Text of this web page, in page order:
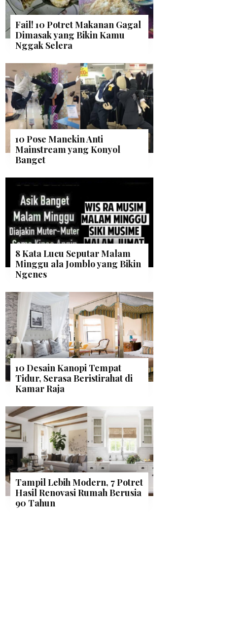
Fail! 10 Potret Makanan Gagal
Dimasak yang Bikin Kamu
Nggak Selera
10 Pose Manekin Anti
Mainstream yang Konyol
Banget
8 Kata Lucu Seputar Malam
Minggu ala Jomblo yang Bikin
Ngenes
10 Desain Kanopi Tempat
Tidur, Serasa Beristirahat di
Kamar Raja
Tampil Lebih Modern, 7 Potret
Hasil Renovasi Rumah Berusia
90 Tahun